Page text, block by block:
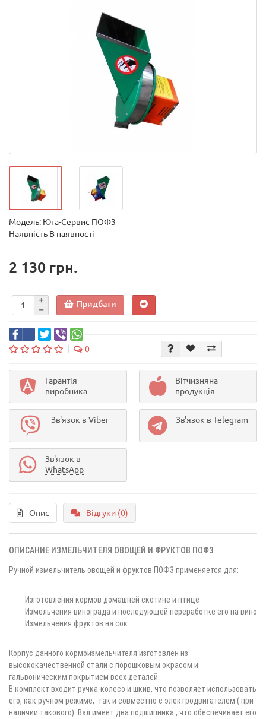
Модель: Юга-Сервис ПОФ3
Наявність В наявності
2 130 грн.
Придбати
0
Гарантія
виробника
Вітчизняна
продукція
Зв'язок в Viber Зв'язок в Telegram
Зв'язок в
WhatsApp
Опис Відгуки (0)
ОПИСАНИЕ ИЗМЕЛЬЧИТЕЛЯ ОВОЩЕЙ И ФРУКТОВ ПОФ3
Ручной измельчитель овощей и фруктов ПОФ3 применяется для:
Изготовления кормов домашней скотине и птице
Измельчения винограда и последующей переработке его на вино
Измельчения фруктов на сок
Корпус данного кормоизмельчителя изготовлен из
высококачественной стали с порошковым окрасом и
гальвоническим покрытием всех деталей.
В комплект входит ручка-колесо и шкив, что позволяет использовать
его, как ручном режиме, так и совместно с электродвигателем ( при
наличии такового). Вал имеет два подшипника , что обеспечивает его